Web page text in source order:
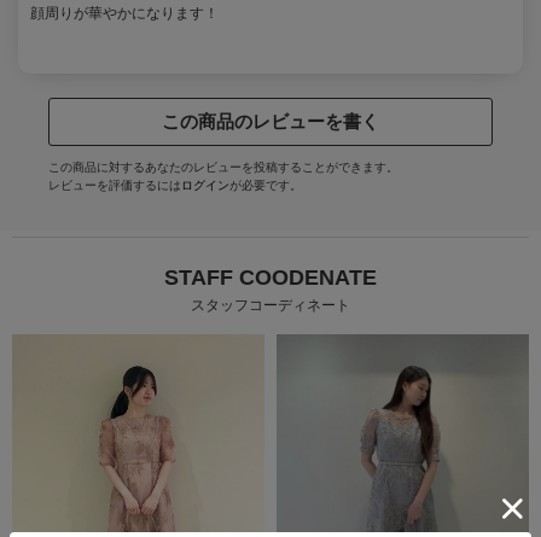
顔周りが華やかになります！
この商品のレビューを書く
この商品に対するあなたのレビューを投稿することができます。
レビューを評価するには ログインが必要です。
STAFF COODENATE
スタッフコーディネート